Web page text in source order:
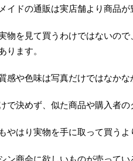
イドの通販は実店舗より商品
物を見て買うわけではないの
ります。
感や色味は写真だけではなかな
で決めず、似た商品や購入者
やはり実物を手に取って買う
ン商会に欲しいものが売ってい